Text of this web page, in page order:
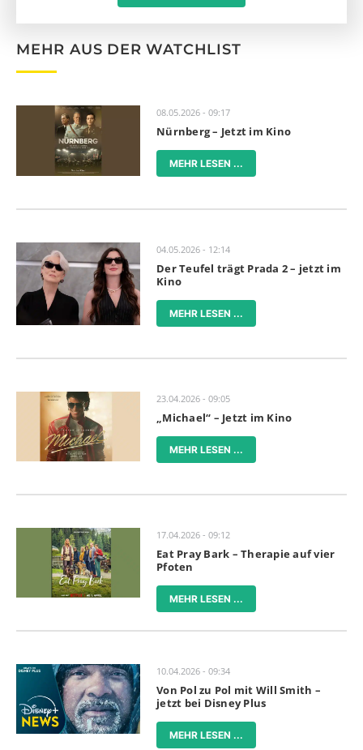
MEHR AUS DER WATCHLIST
08.05.2026 - 09:17
Nürnberg – Jetzt im Kino
MEHR LESEN ...
04.05.2026 - 12:14
Der Teufel trägt Prada 2 – jetzt im
Kino
MEHR LESEN ...
23.04.2026 - 09:05
„Michael“ – Jetzt im Kino
MEHR LESEN ...
17.04.2026 - 09:12
Eat Pray Bark – Therapie auf vier
Pfoten
MEHR LESEN ...
10.04.2026 - 09:34
Von Pol zu Pol mit Will Smith –
jetzt bei Disney Plus
MEHR LESEN ...